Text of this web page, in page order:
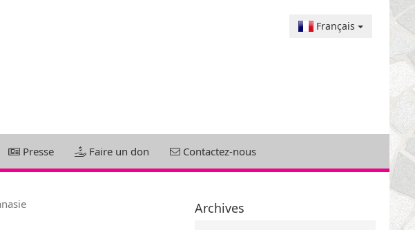
Français
Presse Faire un don Contactez-nous
Archives